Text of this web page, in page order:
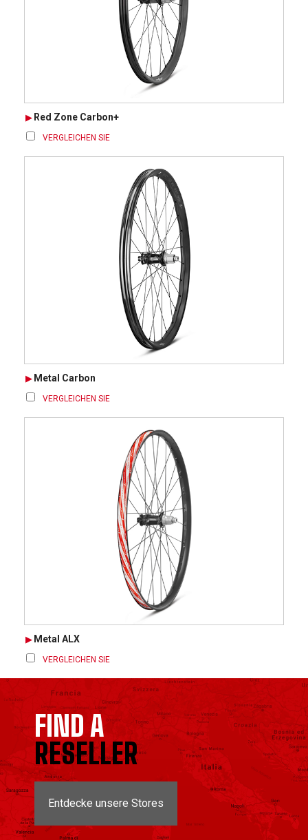
Red Zone Carbon+
VERGLEICHEN SIE
Metal Carbon
VERGLEICHEN SIE
Metal ALX
VERGLEICHEN SIE
FIND A
RESELLER
Entdecke unsere Stores